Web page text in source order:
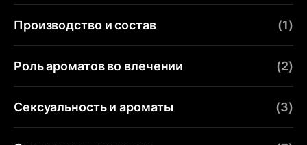
Производство и состав (1)
Роль ароматов во влечении (2)
Сексуальность и ароматы (3)